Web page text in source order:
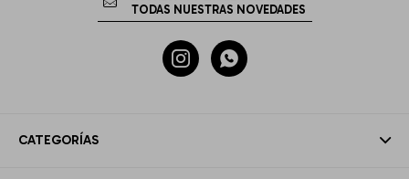
CATEGORÍAS
 